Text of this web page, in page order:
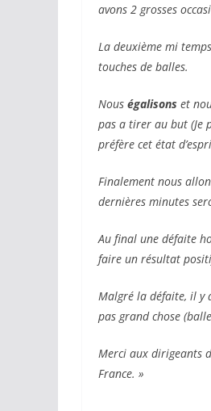
avons 2 grosses
La deuxième mi
touches de balles.
Nous égalisons et
pas a tirer au but (Je
préfère cet état
Finalement nous
dernières minutes
Au final une défaite
faire un résultat
Malgré la défaite, il y
pas grand chose
Merci aux dirigeants
France. »